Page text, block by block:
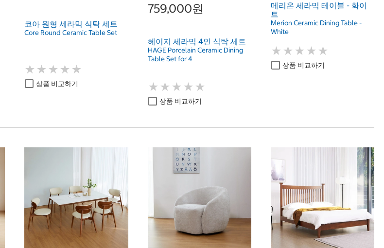
코아 원형 세라믹 식탁 세트
Core Round Ceramic Table Set
★ ★ ★ ★ ★
★ ★ ★ ★ ★
상품 비교하기
759,000원
헤이지 세라믹 4인 식탁 세트
HAGE Porcelain Ceramic Dining
Table Set for 4
★ ★ ★ ★ ★
★ ★ ★ ★ ★
상품 비교하기
메리온 세라믹 테이블 - 화이
트
Merion Ceramic Dining Table -
White
★ ★ ★ ★ ★
★ ★ ★ ★ ★
상품 비교하기